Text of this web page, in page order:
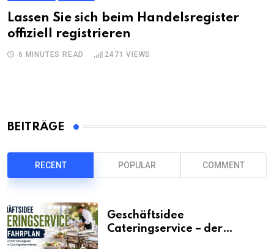
Lassen Sie sich beim Handelsregister
offiziell registrieren
6 MINUTES READ 2471 VIEWS
BEITRÄGE
RECENT POPULAR COMMENT
Geschäftsidee
Cateringservice – der